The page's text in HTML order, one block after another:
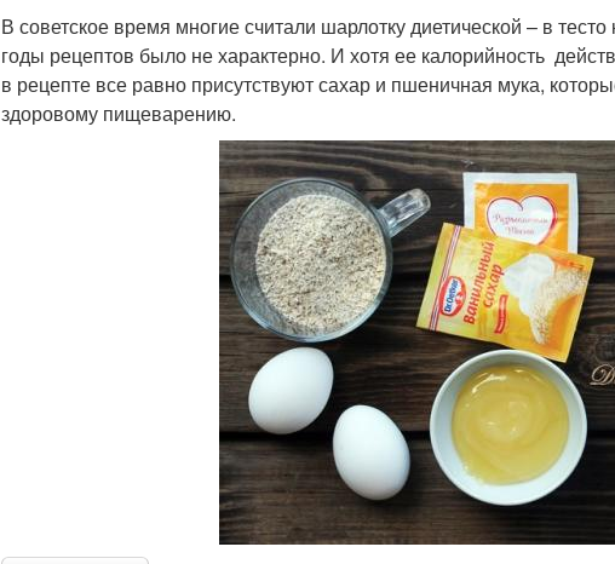
В советское время многие считали шарлотку диетической – в
годы рецептов было не характерно. И хотя ее калорийность
в рецепте все равно присутствуют сахар и пшеничная мука,
здоровому пищеварению.